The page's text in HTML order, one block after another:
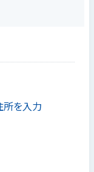
所を入力